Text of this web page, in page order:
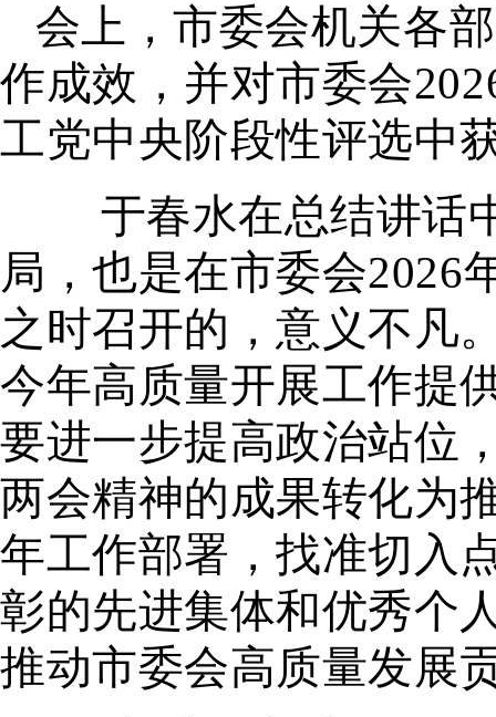
会上，市委会机关各
作成效，并对市委会
工党中央阶段性评选中
于春水在总结讲话
局，也是在市委会2026
之时召开的，意义不凡
今年高质量开展工作提
要进一步提高政治站位
两会精神的成果转化为
年工作部署，找准切入
彰的先进集体和优秀个
推动市委会高质量发展